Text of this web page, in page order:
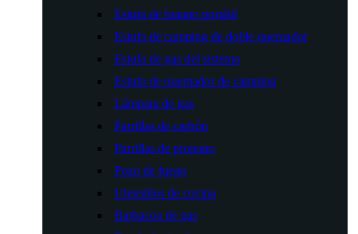
Estufa de butano portátil
Estufa de camping de doble quemador
Estufa de gas del sistema
Estufa de quemador de camping
Lámpara de gas
Parrillas de carbón
Parrillas de propano
Pozo de fuego
Utensilios de cocina
Barbacoa de gas